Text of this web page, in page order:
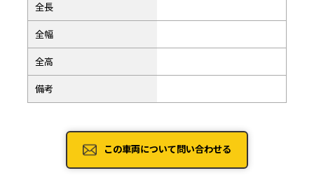
全長
全幅
全高
備考
この車両について問い合わせる